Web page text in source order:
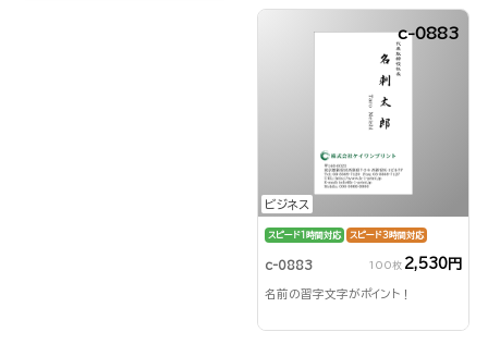
ビジネス
c-0883
スピード1時間対応 スピード3時間対応
c-0883 100枚 2,530円
名前の習字文字がポイント！